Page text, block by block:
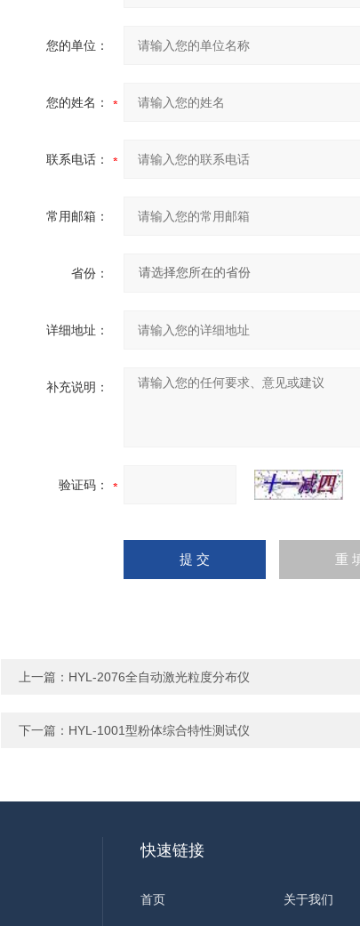
您的单位：
您的姓名：
联系电话：
常用邮箱：
省份：
详细地址：
补充说明：
验证码：
上一篇： HYL-2076全自动激光粒度分布仪
下一篇： HYL-1001型粉体综合特性测试仪
快速链接
首页 关于我们